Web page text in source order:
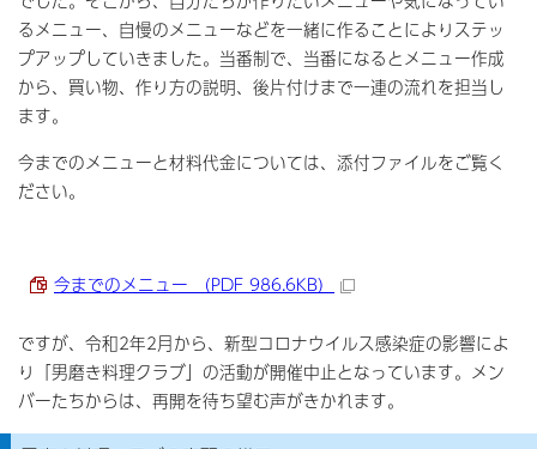
るメニュー、自慢のメニューなどを一緒に作ることによりステッ
プアップしていきました。当番制で、当番になるとメニュー作成
から、買い物、作り方の説明、後片付けまで一連の流れを担当し
ます。
今までのメニューと材料代金については、添付ファイルをご覧く
ださい。
今までのメニュー （PDF 986.6KB）
ですが、令和2年2月から、新型コロナウイルス感染症の影響によ
り「男磨き料理クラブ」の活動が開催中止となっています。メン
バーたちからは、再開を待ち望む声がきかれます。